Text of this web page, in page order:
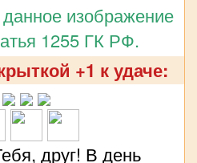
изображение
1255 ГК РФ.
+1 к удаче:
друг! В день